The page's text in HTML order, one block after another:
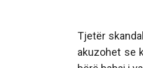
Tjetër
akuzohet se